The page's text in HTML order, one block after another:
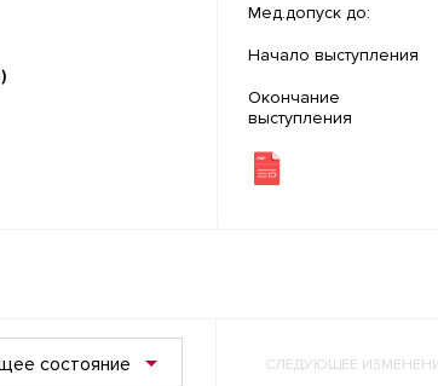
Мед.допуск до:
Начало выступления
Окончание
выступления
состояние СЛЕДУЮЩЕЕ